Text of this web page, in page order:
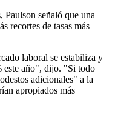
Paulson señaló que una
recortes de tasas más
laboral se estabiliza y
este año", dijo. "Si todo
adicionales" a la
apropiados más